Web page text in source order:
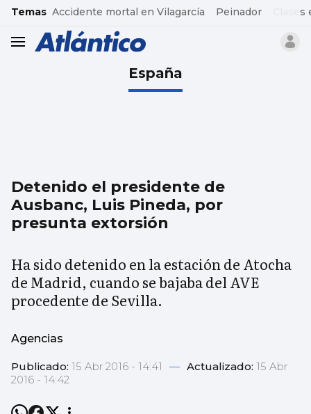
common.go-to-content
Temas Accidente mortal en Vilagarcía Peinador
header.menu.open
España
Detenido el presidente de
Ausbanc, Luis Pineda, por
presunta extorsión
Ha sido detenido en la estación de Atocha
de Madrid, cuando se bajaba del AVE
procedente de Sevilla.
Agencias
Publicado: 15 Abr 2016 - 14:41 — Actualizado: 15 Abr
2016 - 14:42